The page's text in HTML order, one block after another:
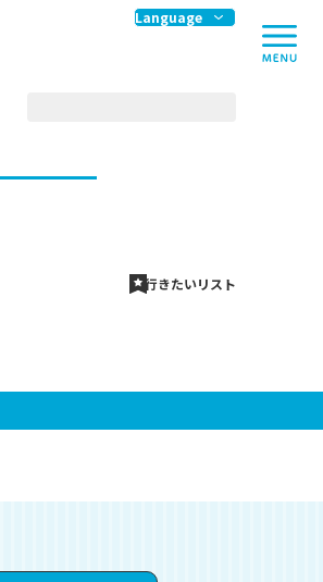
Language
行きたいリスト